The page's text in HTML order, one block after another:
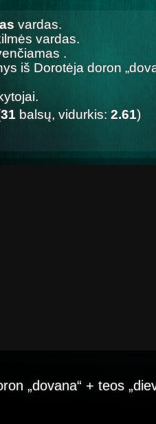
vardas.
vardas.
.
iš Dorotėja doron
31 balsų, vidurkis: 2.61)
„dovana“ + teos